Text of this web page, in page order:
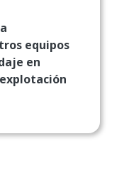
equipos
en